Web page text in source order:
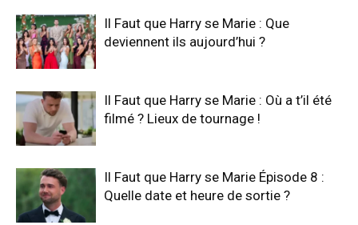
Il Faut que Harry se Marie : Que
deviennent ils aujourd’hui ?
Il Faut que Harry se Marie : Où a t’il été
filmé ? Lieux de tournage !
Il Faut que Harry se Marie Épisode 8 :
Quelle date et heure de sortie ?